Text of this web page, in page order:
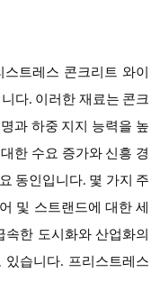
트레스 콘크리트 와이
다. 이러한 재료는 콘크
과 하중 지지 능력을 높
한 수요 증가와 신흥 경
동인입니다. 몇 가지 주
및 스트랜드에 대한 세
한 도시화와 산업화의
습니다. 프리스트레스